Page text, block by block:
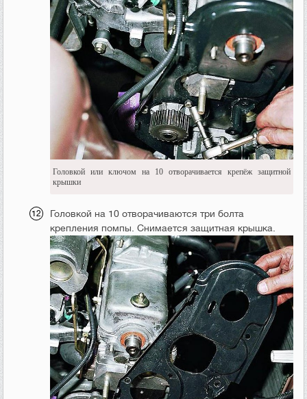
Головкой или ключом на 10 отворачивается крепёж защитной
крышки
Головкой на 10 отворачиваются три болта
крепления помпы. Снимается защитная крышка.